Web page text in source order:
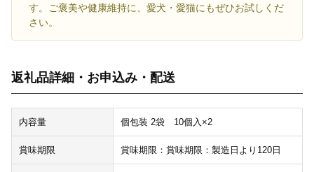
す。ご褒美や健康維持に、愛犬・愛猫にもぜひお試しくだ
さい。
返礼品詳細・お申込み・配送
内容量 個包装 2袋 10個入×2
賞味期限 賞味期限：賞味期限：製造日より120日